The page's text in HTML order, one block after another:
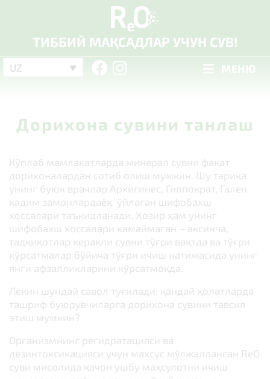
ТИББИЙ МАҚСАДЛАР УЧУН СУВ!
UZ МЕНЮ
Дорихона сувини танлаш
Кўплаб мамлакатларда минерал сувни фақат
дорихоналардан сотиб олиш мумкин. Шу тариқа
унинг буюк врачлар Архигинес, Гиппократ, Гален
қадим замонлардаёқ ўйлаган шифобахш
хоссалари таъкидланади. Ҳозир ҳам унинг
шифобахш хоссалари камаймаган – аксинча,
тадқиқотлар керакли сувни тўғри вақтда ва тўғри
кўрсатмалар бўйича тўғри ичиш натижасида унинг
янги афзалликларини кўрсатмоқда.
Лекин шундай савол туғилади: қандай ҳолатларда
ташриф буюрувчиларга дорихона сувини тавсия
этиш мумкин?
Организмнинг регидратацияси ва
дезинтоксикацияси учун махсус мўлжалланган ReO
суви мисолида қачон ушбу маҳсулотни ичиш